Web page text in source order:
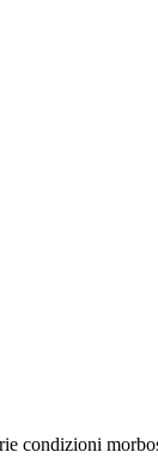
condizioni